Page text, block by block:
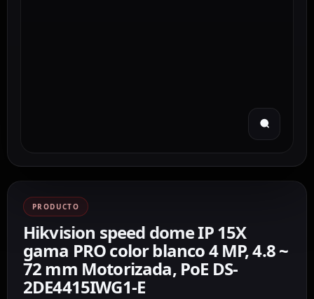
PRODUCTO
Hikvision speed dome IP 15X
gama PRO color blanco 4 MP, 4.8 ~
72 mm Motorizada, PoE DS-
2DE4415IWG1-E